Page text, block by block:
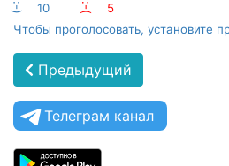
:-) 10 :-(
5
Чтобы проголосовать, установите
Предыдущий
Телеграм канал